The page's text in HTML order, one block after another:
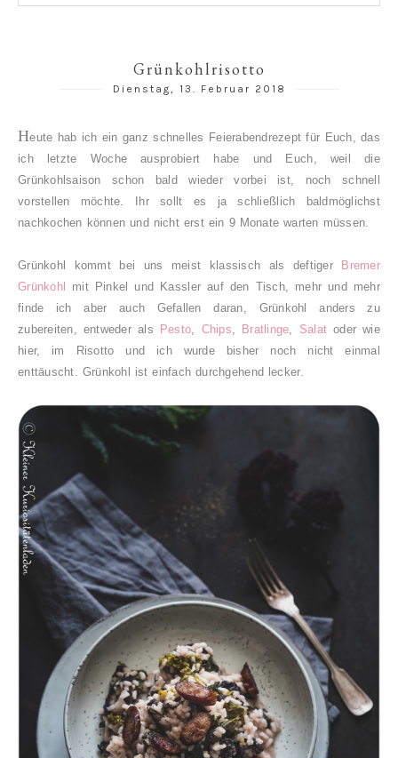
Grünkohlrisotto
Dienstag, 13. Februar 2018
Heute hab ich ein ganz schnelles Feierabendrezept für Euch, das
ich letzte Woche ausprobiert habe und Euch, weil die
Grünkohlsaison schon bald wieder vorbei ist, noch schnell
vorstellen möchte. Ihr sollt es ja schließlich baldmöglichst
nachkochen können und nicht erst ein 9 Monate warten müssen.
Grünkohl kommt bei uns meist klassisch als deftiger
Bremer
Grünkohl
mit Pinkel und Kassler auf den Tisch, mehr und mehr
finde ich aber auch Gefallen daran, Grünkohl anders zu
zubereiten, entweder als
Pesto, Chips, Bratlinge, Salat oder wie
hier, im Risotto und ich wurde bisher noch nicht einmal
enttäuscht. Grünkohl ist einfach durchgehend lecker.